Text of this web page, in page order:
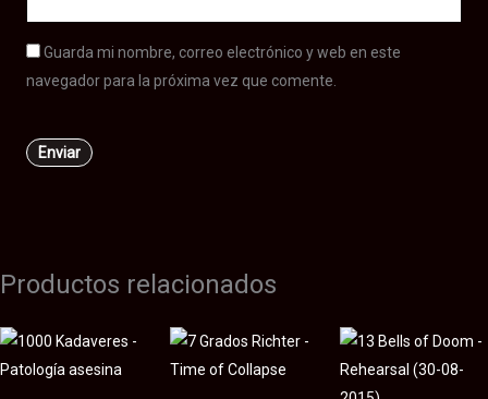
Guarda mi nombre, correo electrónico y web en este
navegador para la próxima vez que comente.
Productos relacionados